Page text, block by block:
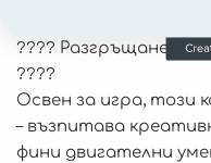
???? Разгръщане на
????
Освен за игра, този
– възпитава
фини двигателни